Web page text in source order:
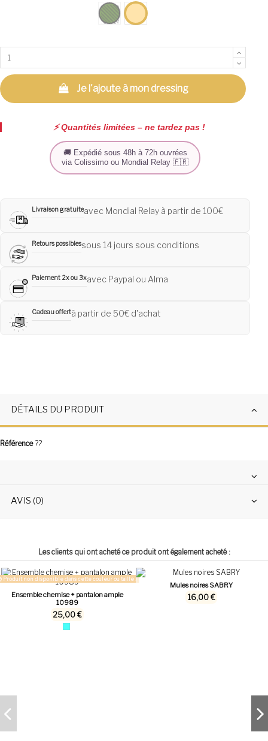
kaki
beige
Je l'ajoute à mon dressing
⚡️ Quantités limitées – ne tardez pas !
🚚 Expédié sous 48h à 72h ouvrées
via Colissimo ou Mondial Relay 🇫🇷
Livraison gratuiteavec Mondial Relay à partir de 100€
Retours possiblessous 14 jours sous conditions
Paiement 2x ou 3xavec Paypal ou Alma
Cadeau offertà partir de 50€ d'achat
DÉTAILS DU PRODUIT
Référence ??
AVIS (0)
Les clients qui ont acheté ce produit ont également acheté :
Produit non disponible dans cette couleur ou taille !
Ensemble chemise + pantalon ample
10989
25,00 €
Mules noires SABRY
16,00 €